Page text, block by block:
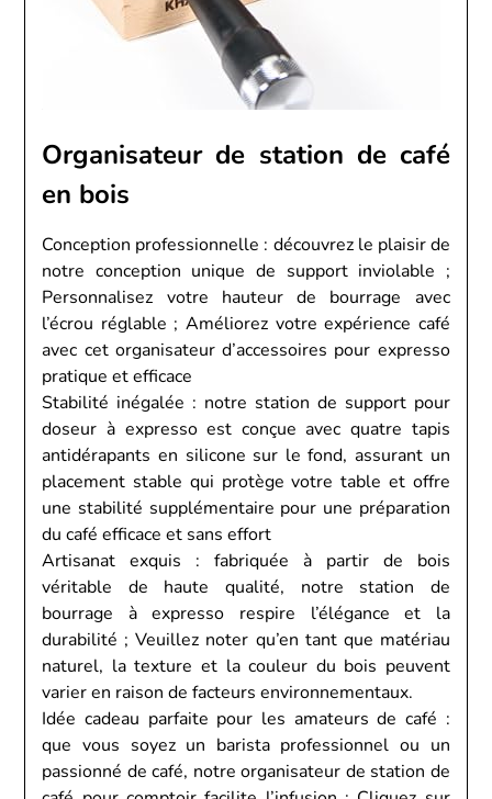
Organisateur de station de café
en bois
Conception professionnelle : découvrez le plaisir de
notre conception unique de support inviolable ;
Personnalisez votre hauteur de bourrage avec
l’écrou réglable ; Améliorez votre expérience café
avec cet organisateur d’accessoires pour expresso
pratique et efficace
Stabilité inégalée : notre station de support pour
doseur à expresso est conçue avec quatre tapis
antidérapants en silicone sur le fond, assurant un
placement stable qui protège votre table et offre
une stabilité supplémentaire pour une préparation
du café efficace et sans effort
Artisanat exquis : fabriquée à partir de bois
véritable de haute qualité, notre station de
bourrage à expresso respire l’élégance et la
durabilité ; Veuillez noter qu’en tant que matériau
naturel, la texture et la couleur du bois peuvent
varier en raison de facteurs environnementaux.
Idée cadeau parfaite pour les amateurs de café :
que vous soyez un barista professionnel ou un
passionné de café, notre organisateur de station de